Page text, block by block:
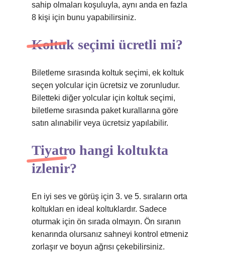
sahip olmaları koşuluyla, aynı anda en fazla
8 kişi için bunu yapabilirsiniz.
Koltuk seçimi ücretli mi?
Biletleme sırasında koltuk seçimi, ek koltuk
seçen yolcular için ücretsiz ve zorunludur.
Biletteki diğer yolcular için koltuk seçimi,
biletleme sırasında paket kurallarına göre
satın alınabilir veya ücretsiz yapılabilir.
Tiyatro hangi koltukta
izlenir?
En iyi ses ve görüş için 3. ve 5. sıraların orta
koltukları en ideal koltuklardır. Sadece
oturmak için ön sırada olmayın. Ön sıranın
kenarında olursanız sahneyi kontrol etmeniz
zorlaşır ve boyun ağrısı çekebilirsiniz.